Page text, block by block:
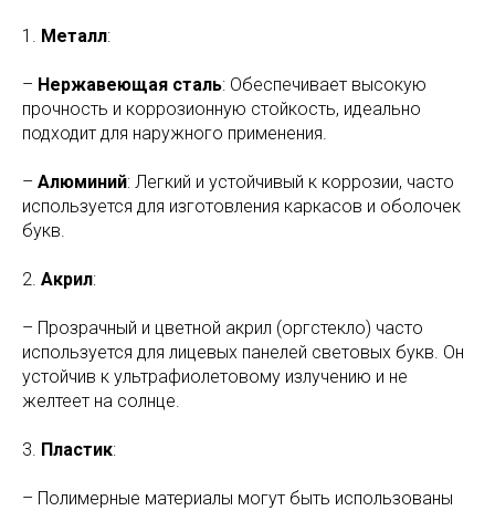
1. Металл:
– Нержавеющая сталь: Обеспечивает высокую
прочность и коррозионную стойкость, идеально
подходит для наружного применения.
– Алюминий: Легкий и устойчивый к коррозии, часто
используется для изготовления каркасов и оболочек
букв.
2. Акрил:
– Прозрачный и цветной акрил (оргстекло) часто
используется для лицевых панелей световых букв. Он
устойчив к ультрафиолетовому излучению и не
желтеет на солнце.
3. Пластик:
– Полимерные материалы могут быть использованы